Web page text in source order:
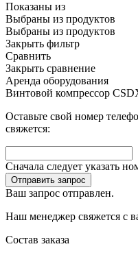
Показаны из
Выбраны из продуктов
Выбраны из продуктов
Закрыть фильтр
Сравнить
Закрыть сравнение
Аренда оборудования
Винтовой компрессор
Оставьте свой номер
свяжется:
Сначала следует указать
Отправить запрос
Ваш запрос отправлен.
Наш менеджер свяжется с
Состав заказа